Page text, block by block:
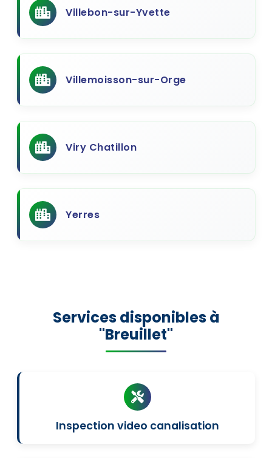
Villebon-sur-Yvette
Villemoisson-sur-Orge
Viry Chatillon
Yerres
Services disponibles à
"Breuillet"
Inspection video canalisation